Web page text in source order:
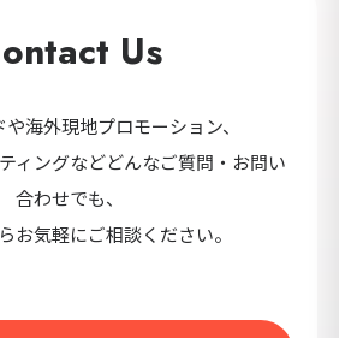
Us
海外現地プロモーション、
ィングなどどんなご質問・お問い
合わせでも、
お気軽にご相談ください。